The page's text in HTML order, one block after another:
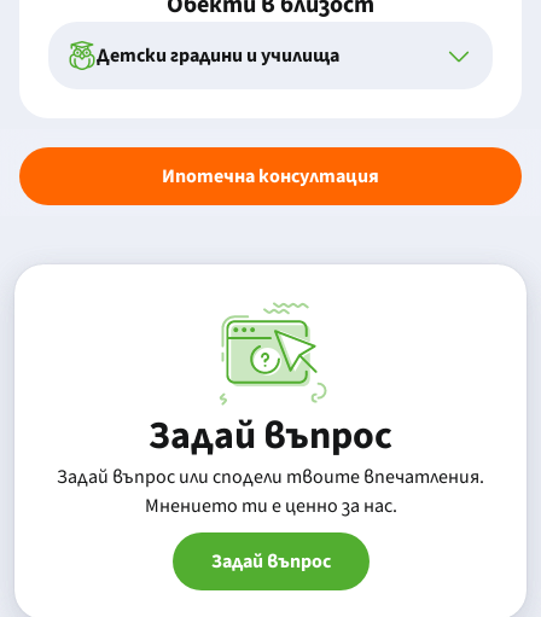
Детски градини и училища
Ипотечна консултация
Задай въпрос
Задай въпрос или сподели твоите впечатления.
Mнението ти е ценно за нас.
Задай въпрос